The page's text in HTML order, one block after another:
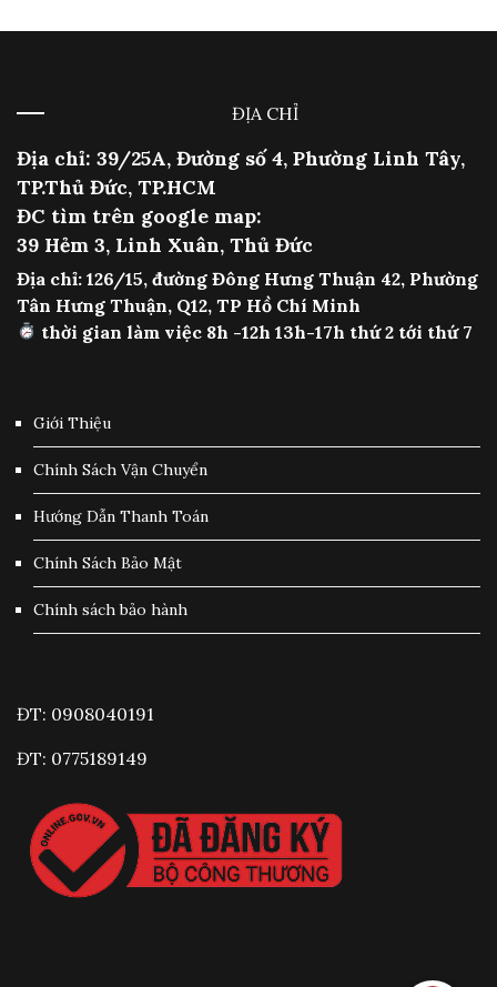
ĐỊA CHỈ
Địa chỉ: 39/25A, Đường số 4, Phường Linh Tây,
TP.Thủ Đức, TP.HCM
ĐC tìm trên google map:
39 Hẻm 3, Linh Xuân, Thủ Đức
Địa chỉ: 126/15, đường Đông Hưng Thuận 42, Phường
Tân Hưng Thuận, Q12, TP Hồ Chí Minh
thời gian làm việc 8h -12h 13h-17h thứ 2 tới thứ 7
Giới Thiệu
Chính Sách Vận Chuyển
Hướng Dẫn Thanh Toán
Chính Sách Bảo Mật
Chính sách bảo hành
ĐT: 0908040191
ĐT: 0775189149